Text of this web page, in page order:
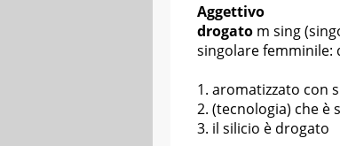
Aggettivo
drogato m sing
singolare femminile:
aromatizzato con
(tecnologia) che è
il silicio è drogato